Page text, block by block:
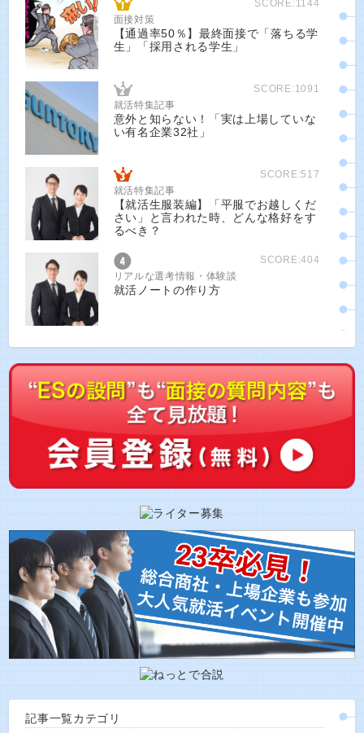
SCORE:1144
面接対策
【通過率50％】最終面接で「落ちる学
生」「採用される学生」
SCORE:1091
就活特集記事
意外と知らない！「実は上場していな
い有名企業32社」
SCORE:517
就活特集記事
【就活生服装編】「平服でお越しくだ
さい」と言われた時、どんな格好をす
るべき？
SCORE:404
リアルな選考情報・体験談
就活ノートの作り方
記事一覧カテゴリ